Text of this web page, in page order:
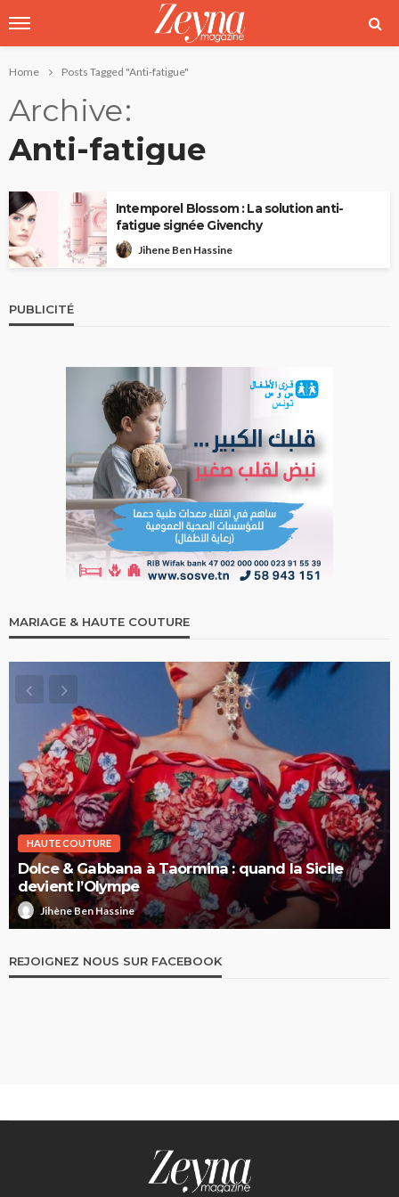
Home Posts Tagged "Anti-fatigue"
Archive
Anti-fatigue
Intemporel Blossom : La solution anti-
fatigue signée Givenchy
Jihene Ben Hassine
PUBLICITÉ
MARIAGE & HAUTE COUTURE
HAUTE COUTURE
Dolce & Gabbana à Taormina : quand la Sicile
devient l’Olympe
Jihène Ben Hassine
REJOIGNEZ NOUS SUR FACEBOOK